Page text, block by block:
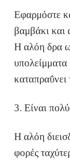
Εφαρμόστε
βαμβάκι και
Η αλόη δρα
υπολείμματα
καταπραΰνει
3. Είναι
Η αλόη
φορές